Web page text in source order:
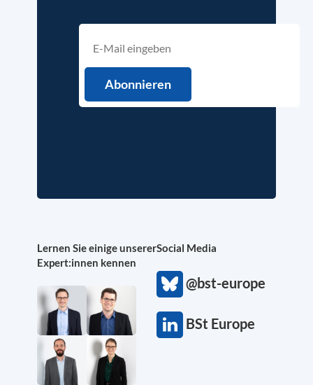
Lernen Sie einige unserer
Expert:innen kennen
Social Media
@bst-europe
BSt Europe